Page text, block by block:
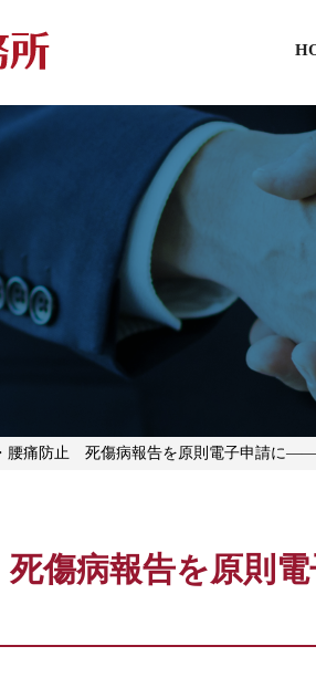
腰痛防止 死傷病報告を原則電子申請に――
傷病報告を原則